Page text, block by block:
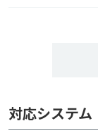
対応システム